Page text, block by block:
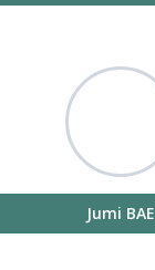
Jumi BAE